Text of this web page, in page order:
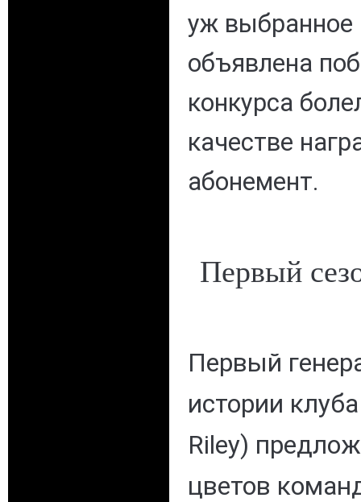
уж выбранное
объявлена
конкурса
качестве
абонемент.
Первый
Первый
истории
Riley)
цветов